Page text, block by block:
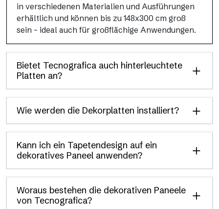
in verschiedenen Materialien und Ausführungen
erhältlich und können bis zu 148x300 cm groß
sein – ideal auch für großflächige Anwendungen.
Bietet Tecnografica auch hinterleuchtete
Platten an?
Wie werden die Dekorplatten installiert?
Kann ich ein Tapetendesign auf ein
dekoratives Paneel anwenden?
Woraus bestehen die dekorativen Paneele
von Tecnografica?